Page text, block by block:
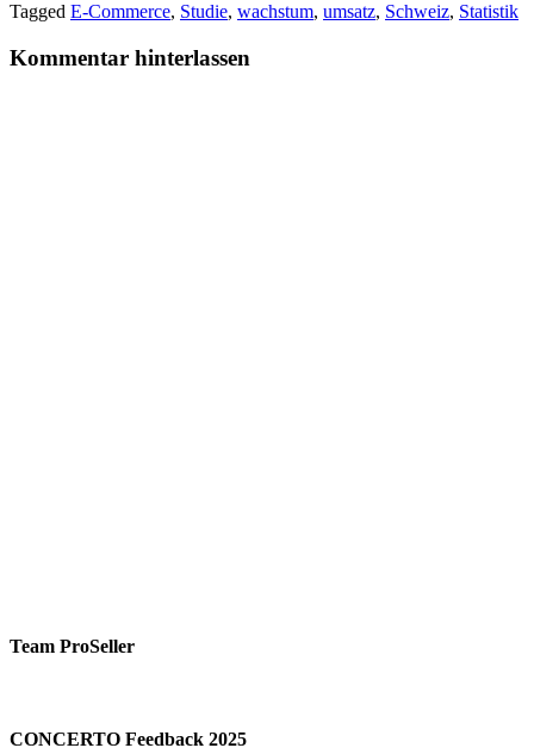
Tagged E-Commerce, Studie, wachstum, umsatz, Schweiz, Statistik
Kommentar hinterlassen
Team ProSeller
CONCERTO Feedback 2025